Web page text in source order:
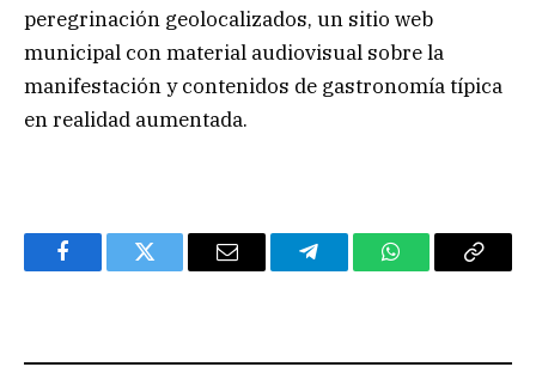
peregrinación geolocalizados, un sitio web
municipal con material audiovisual sobre la
manifestación y contenidos de gastronomía típica
en realidad aumentada.
FacebookTwitter Email TelegramWhatsAppCopy